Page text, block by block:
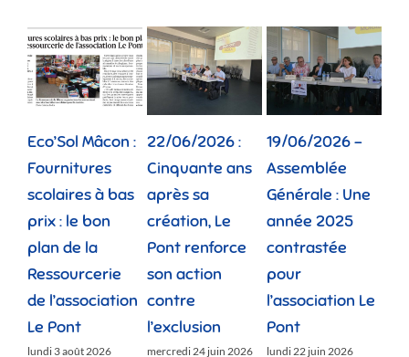
Eco’Sol Mâcon :
Fournitures
scolaires à bas
prix : le bon
plan de la
Ressourcerie
de l’association
Le Pont
lundi 3 août 2026
22/06/2026 :
Cinquante ans
après sa
création, Le
Pont renforce
son action
contre
l’exclusion
mercredi 24 juin 2026
19/06/2026 –
Assemblée
Générale : Une
année 2025
contrastée
pour
l’association Le
Pont
lundi 22 juin 2026